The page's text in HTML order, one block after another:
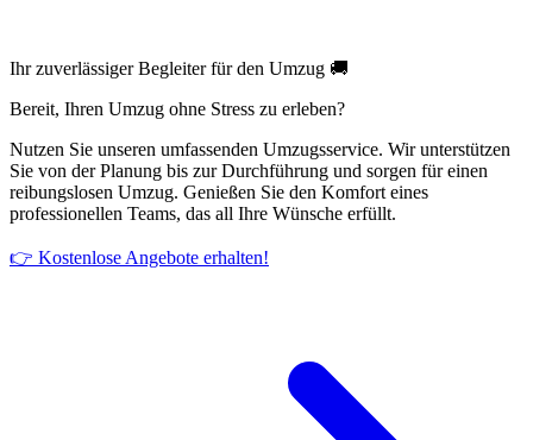
Ihr zuverlässiger Begleiter für den Umzug 🚚
Bereit, Ihren Umzug ohne Stress zu erleben?
Nutzen Sie unseren umfassenden Umzugsservice. Wir unterstützen
Sie von der Planung bis zur Durchführung und sorgen für einen
reibungslosen Umzug. Genießen Sie den Komfort eines
professionellen Teams, das all Ihre Wünsche erfüllt.
👉 Kostenlose Angebote erhalten!